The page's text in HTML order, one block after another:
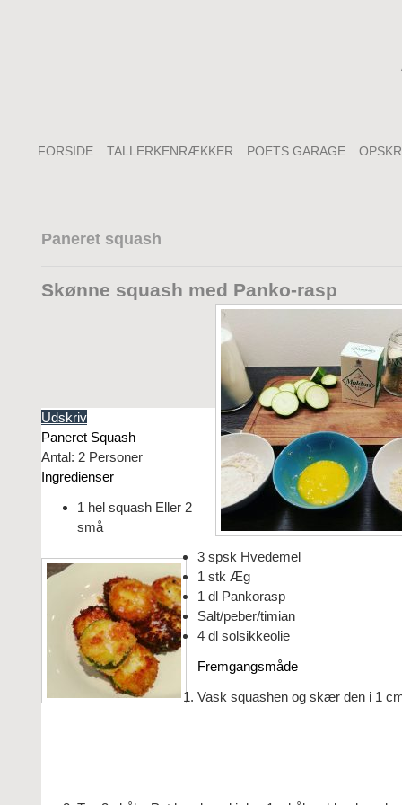
FORSIDE TALLERKENRÆKKER POETS GARAGE
Paneret squash
Skønne squash med Panko-rasp
Udskriv
Paneret Squash
Antal: 2 Personer
Ingredienser
1 hel squash Eller 2
små
3 spsk Hvedemel
1 stk Æg
1 dl Pankorasp
Salt/peber/timian
4 dl solsikkeolie
Fremgangsmåde
Vask squashen og skær den i 1